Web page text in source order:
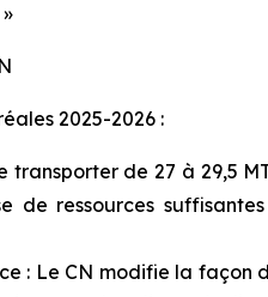
2025-2026 :
de 27 à 29,5
de ressources
: Le CN modifie la